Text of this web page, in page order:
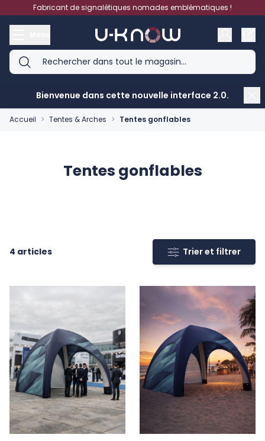
Aller au contenuFabricant de signalétiques nomades emblématiques !
UKNOW
Bienvenue dans cette nouvelle interface 2.0.
Accueil > Tentes & Arches > Tentes gonflables
Tentes gonflables
4 articles Trier et filtrer